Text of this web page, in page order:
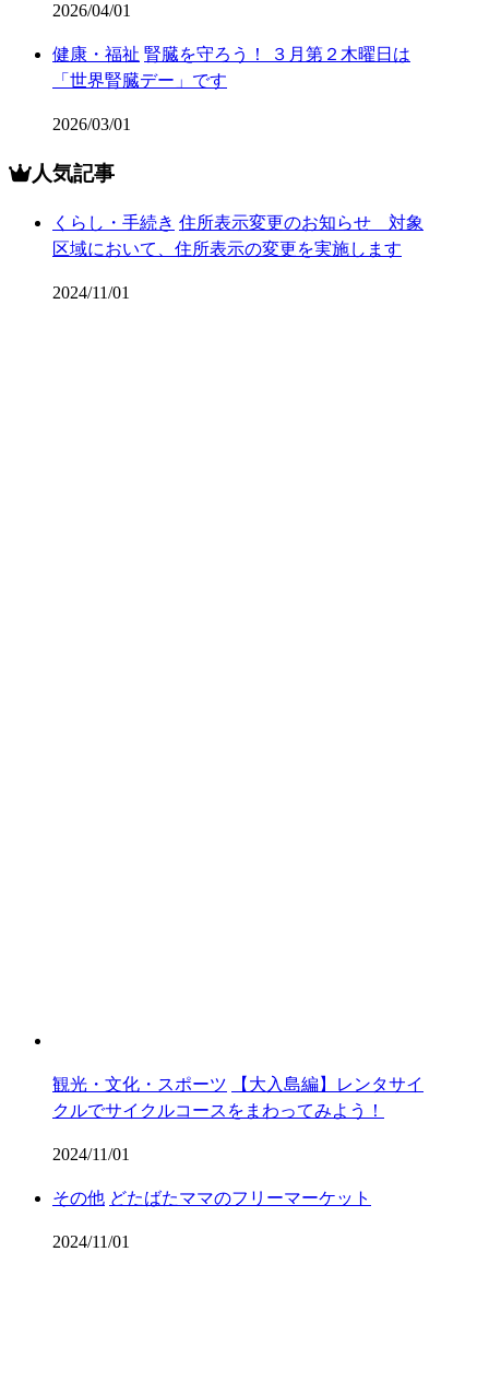
2026/04/01
健康・福祉 腎臓を守ろう！ ３月第２木曜日は
「世界腎臓デー」です
2026/03/01
人気記事
くらし・手続き 住所表示変更のお知らせ 対象
区域において、住所表示の変更を実施します
2024/11/01
観光・文化・スポーツ
【大入島編】レンタサイ
クルでサイクルコースをまわってみよう！
2024/11/01
その他 どたばたママのフリーマーケット
2024/11/01